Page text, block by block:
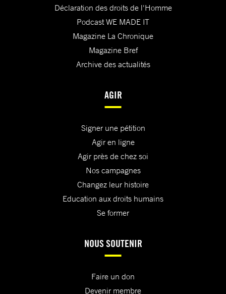
Déclaration des droits de l'Homme
Podcast WE MADE IT
Magazine La Chronique
Magazine Bref
Archive des actualités
AGIR
Signer une pétition
Agir en ligne
Agir près de chez soi
Nos campagnes
Changez leur histoire
Education aux droits humains
Se former
NOUS SOUTENIR
Faire un don
Devenir membre